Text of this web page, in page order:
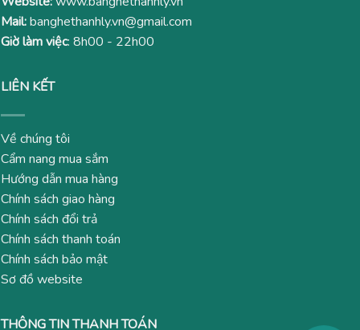
Mail:banghethanhly.vn@gmail.com
Giờ làm việc: 8h00 - 22h00
LIÊN KẾT
Về chúng tôi
Cẩm nang mua sắm
Hướng dẫn mua hàng
Chính sách giao hàng
Chính sách đổi trả
Chính sách thanh toán
Chính sách bảo mật
Sơ đồ website
THÔNG TIN THANH TOÁN